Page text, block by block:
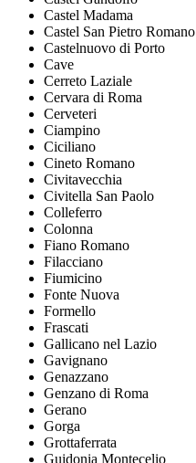
Castel Madama
Castel San Pietro Romano
Castelnuovo di Porto
Cave
Cerreto Laziale
Cervara di Roma
Cerveteri
Ciampino
Ciciliano
Cineto Romano
Civitavecchia
Civitella San Paolo
Colleferro
Colonna
Fiano Romano
Filacciano
Fiumicino
Fonte Nuova
Formello
Frascati
Gallicano nel Lazio
Gavignano
Genazzano
Genzano di Roma
Gerano
Gorga
Grottaferrata
Guidonia Montecelio